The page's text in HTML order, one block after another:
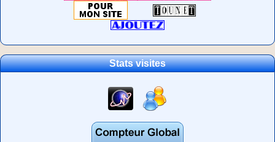
Stats visites